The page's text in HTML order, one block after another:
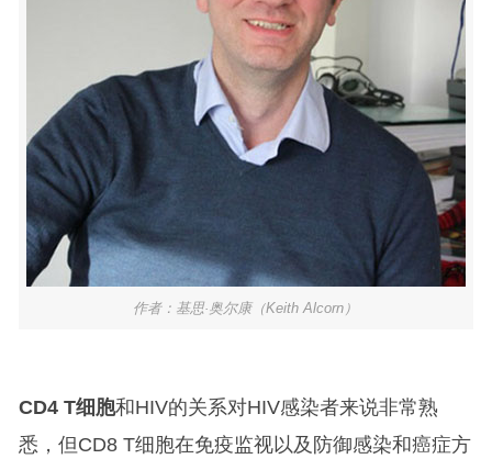
作者：基思·奥尔康（Keith Alcorn）
CD4 T细胞和HIV的关系对HIV感染者来说非常熟
悉，但CD8 T细胞在免疫监视以及防御感染和癌症方